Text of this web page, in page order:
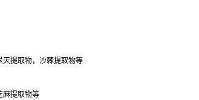
提取物，沙棘提取物等
麻提取物等